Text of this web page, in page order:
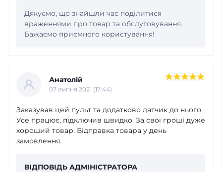
Дякуємо, що знайшли час поділитися
враженнями про товар та обслуговування.
Бажаємо приємного користування!
Анатолій
07 липня 2021 (17:44)
Заказував цей пульт та додатково датчик до нього.
Усе працює, підключив швидко. За свої гроші дуже
хороший товар. Відправка товара у день
замовлення.
ВІДПОВІДЬ АДМІНІСТРАТОРА